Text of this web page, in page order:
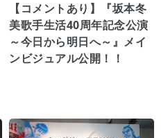
【コメントあり】『坂本冬
美歌手生活40周年記念公演
～今日から明日へ～』メイ
ンビジュアル公開！！